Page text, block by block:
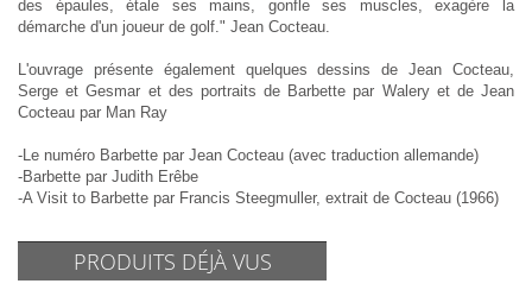
des épaules, étale ses mains, gonfle ses muscles, exagère la
démarche d'un joueur de golf." Jean Cocteau.
L'ouvrage présente également quelques dessins de Jean Cocteau,
Serge et Gesmar et des portraits de Barbette par Walery et de Jean
Cocteau par Man Ray
-Le numéro Barbette par Jean Cocteau (avec traduction allemande)
-Barbette par Judith Erêbe
-A Visit to Barbette par Francis Steegmuller, extrait de Cocteau (1966)
PRODUITS DÉJÀ VUS